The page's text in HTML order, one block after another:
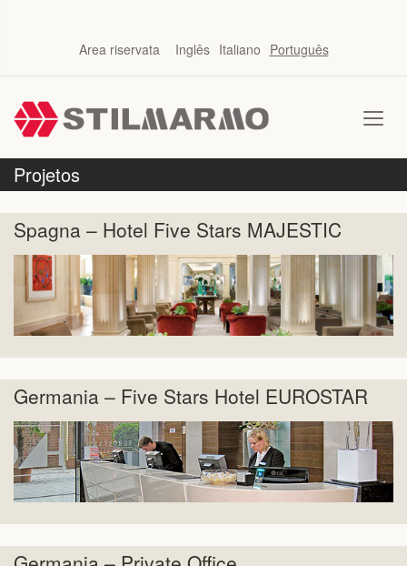
Area riservata Inglês Italiano Português
Projetos
Spagna – Hotel Five Stars MAJESTIC
Germania – Five Stars Hotel EUROSTAR